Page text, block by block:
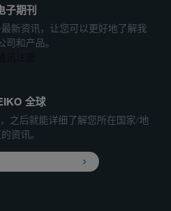
子期刊
新资讯，让您可以更好地了解我
司和产品。
全球
之后就能详细了解您所在国家/地
资讯。